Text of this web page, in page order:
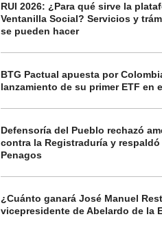
RUI 2026: ¿Para qué sirve la
Ventanilla Social? Servicios y
se pueden hacer
BTG Pactual apuesta por
lanzamiento de su primer ETF en
Defensoría del Pueblo rechazó
contra la Registraduría y respaldó
Penagos
¿Cuánto ganará José Manuel
vicepresidente de Abelardo de la